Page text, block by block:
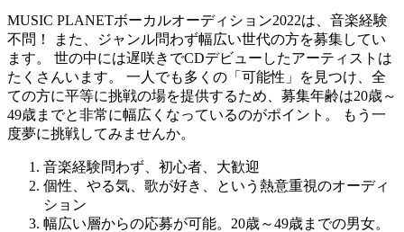
MUSIC PLANETボーカルオーディション2022は、音楽経験
不問！ また、ジャンル問わず幅広い世代の方を募集してい
ます。 世の中には遅咲きでCDデビューしたアーティストは
たくさんいます。 一人でも多くの「可能性」を見つけ、全
ての方に平等に挑戦の場を提供するため、募集年齢は20歳～
49歳までと非常に幅広くなっているのがポイント。
もう一
度夢に挑戦してみませんか。
音楽経験問わず、初心者、大歓迎
個性、やる気、歌が好き、という熱意重視のオーディ
ション
幅広い層からの応募が可能。20歳～49歳までの男女。